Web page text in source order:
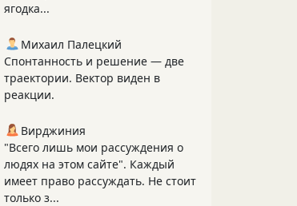
ягодка...
Михаил Палецкий
Спонтанность и решение — две
траектории. Вектор виден в
реакции.
Вирджиния
"Всего лишь мои рассуждения о
людях на этом сайте". Каждый
имеет право рассуждать. Не стоит
только з...